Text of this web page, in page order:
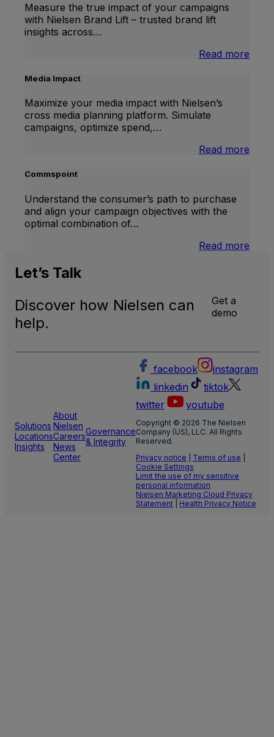
Measure the true impact of your campaigns
with Nielsen Brand Lift – trusted brand lift
insights across…
Read more
Media Impact
Maximize your media impact with Nielsen’s
cross media planning platform. Simulate
campaigns, optimize spend,…
Read more
Commspoint
Understand the consumer’s path to purchase
and align your campaign objectives with the
optimal combination of…
Read more
Let’s Talk
Discover how Nielsen can
help.
Get a
demo
Solutions
Locations
Insights
About
Nielsen
Careers
News
Center
Governance
& Integrity
facebook
instagram
linkedin
tiktok
twitter
youtube
Copyright © 2026 The Nielsen
Company (US), LLC. All Rights
Reserved.
Privacy notice
Terms of use
Cookie Settings
Limit the use of my sensitive
personal information
Nielsen Marketing Cloud Privacy
Statement
Health Privacy Notice